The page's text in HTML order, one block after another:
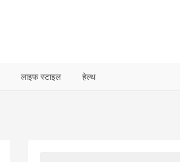
लाइफ स्टाइल हेल्थ